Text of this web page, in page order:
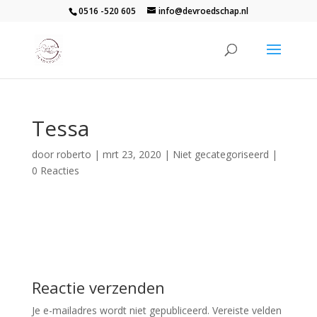
0516 -520 605 info@devroedschap.nl
Tessa
door roberto | mrt 23, 2020 | Niet gecategoriseerd |
0 Reacties
Reactie verzenden
Je e-mailadres wordt niet gepubliceerd. Vereiste velden